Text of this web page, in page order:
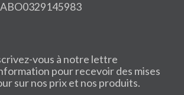
vous à notre lettre
pour recevoir des mises
sur nos prix et nos produits.